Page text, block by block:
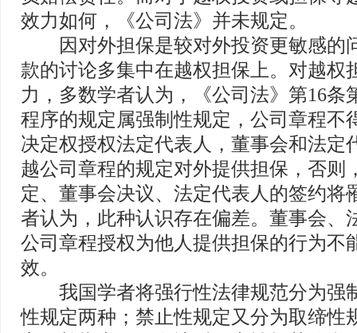
效力如何，《公司法》并未规定。
因对外担保是较对外投资更敏感的
款的讨论多集中在越权担保上。对越权
力，多数学者认为，《公司法》第16条
程序的规定属强制性规定，公司章程不
决定权授权法定代表人，董事会和法定
越公司章程的规定对外提供担保，否则
定、董事会决议、法定代表人的签约将
者认为，此种认识存在偏差。董事会、
公司章程授权为他人提供担保的行为不
效。
我国学者将强行性法律规范分为强
性规定两种；禁止性规定又分为取缔性